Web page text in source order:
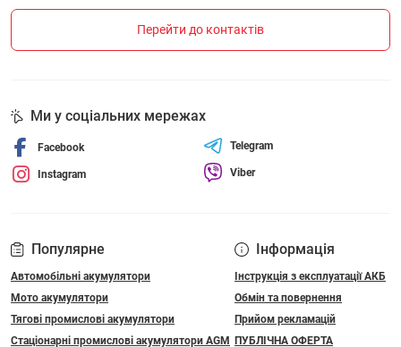
Перейти до контактів
Популярне
Автомобільні акумулятори
Мото акумулятори
Тягові промислові акумулятори
Стаціонарні промислові акумулятори АGM
Інформація
Інструкція з експлуатації АКБ
Обмін та повернення
Прийом рекламацій
ПУБЛІЧНА ОФЕРТА
Ми у соціальних мережах
Facebook
Instagram
Telegram
Viber